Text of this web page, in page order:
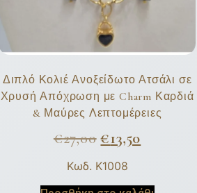
Διπλό Κολιέ Ανοξείδωτο Ατσάλι σε
Χρυσή Απόχρωση με Charm Καρδιά
& Μαύρες Λεπτομέρειες
€27,00 €13,50
Κωδ. K1008